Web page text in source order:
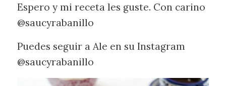
Espero y mi receta les guste. Con carino
@saucyrabanillo
Puedes seguir a Ale en su Instagram
@saucyrabanillo